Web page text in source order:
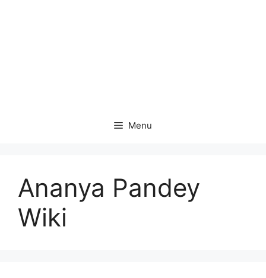
Menu
Ananya Pandey
Wiki